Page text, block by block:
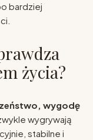
bardziej
życia?
wygodę
wygrywają
stabilne i